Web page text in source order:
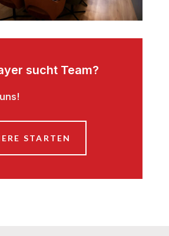
sucht Team?
STARTEN